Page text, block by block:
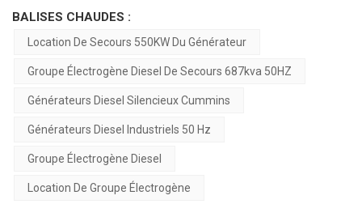
BALISES CHAUDES :
Location De Secours 550KW Du Générateur
Groupe Électrogène Diesel De Secours 687kva 50HZ
Générateurs Diesel Silencieux Cummins
Générateurs Diesel Industriels 50 Hz
Groupe Électrogène Diesel
Location De Groupe Électrogène